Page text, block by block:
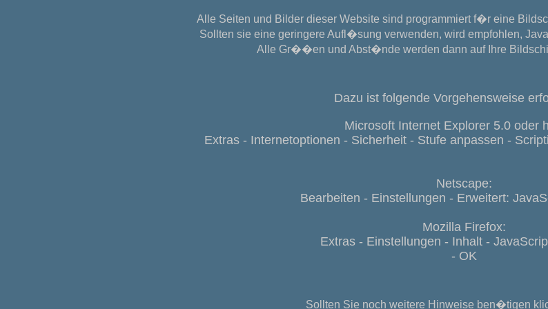
Alle Seiten und Bilder dieser Website sind programmiert f�r eine
Sollten sie eine geringere Aufl�sung verwenden, wird empfohlen,
Alle Gr��en und Abst�nde werden dann auf Ihre
Dazu ist folgende Vorgehensweise
Microsoft Internet Explorer 5.0 oder
Extras - Internetoptionen - Sicherheit - Stufe anpassen -
Netscape:
Bearbeiten - Einstellungen - Erweitert:
Mozilla Firefox:
Extras - Einstellungen - Inhalt -
- OK
Sollten Sie noch weitere Hinweise ben�tigen